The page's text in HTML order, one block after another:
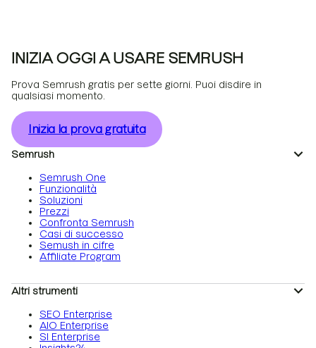
INIZIA OGGI A USARE SEMRUSH
Prova Semrush gratis per sette giorni. Puoi disdire in
qualsiasi momento.
Inizia la prova gratuita
Semrush
Semrush One
Funzionalità
Soluzioni
Prezzi
Confronta Semrush
Casi di successo
Semush in cifre
Affiliate Program
Altri strumenti
SEO Enterprise
AIO Enterprise
SI Enterprise